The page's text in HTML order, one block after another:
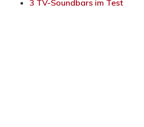
3 TV-Soundbars im Test